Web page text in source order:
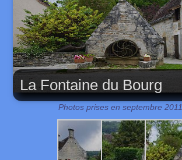
La Fontaine du Bourg
Photos prises en septembre 2011